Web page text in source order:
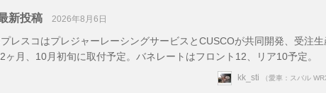
新投稿 2026年8月6日
レスコはプレジャーレーシングサービスとCUSCOが共同開発、受注生
ヶ月、10月初旬に取付予定。バネレートはフロント12、リア10予定。
kk_sti （愛車：スバル